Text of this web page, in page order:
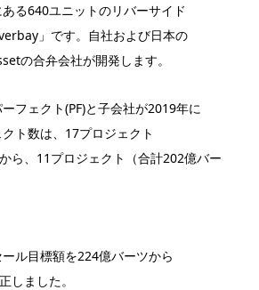
る640ユニットのリバーサイド
」です。自社および日本の
の合弁会社が開発します。
フェクト(PF)と子会社が2019年に
ト数は、17プロジェクト
ら、11プロジェクト（合計202億バー
ル目標額を224億バーツから
しました。